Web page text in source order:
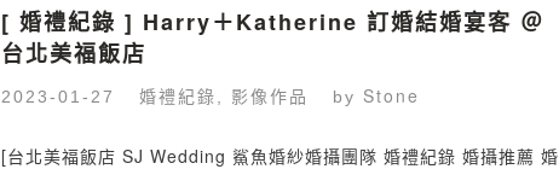
[ 婚禮紀錄 ] Harry＋Katherine 訂婚結婚宴客 ＠
台北美福飯店
2023-01-27 婚禮紀錄 影像作品 by Stone
[台北美福飯店 SJ Wedding 鯊魚婚紗婚攝團隊 婚禮紀錄 婚攝推薦 婚